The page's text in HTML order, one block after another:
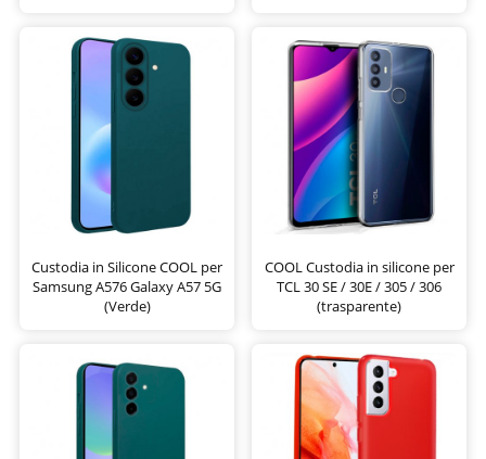
Custodia in Silicone COOL per
Samsung A576 Galaxy A57 5G
(Verde)
COOL Custodia in silicone per
TCL 30 SE / 30E / 305 / 306
(trasparente)